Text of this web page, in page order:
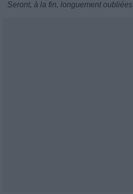
Seront, à la fin, longuement oubliées